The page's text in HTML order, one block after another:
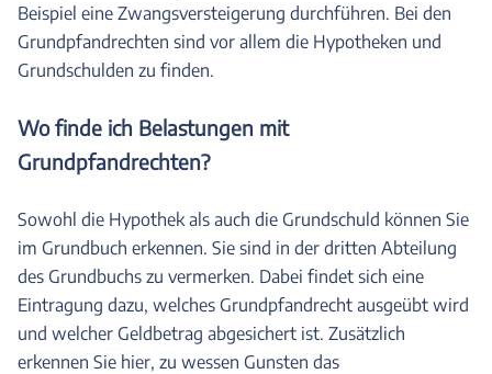
Beispiel eine Zwangsversteigerung durchführen. Bei den
Grundpfandrechten sind vor allem die Hypotheken und
Grundschulden zu finden.
Wo finde ich Belastungen mit
Grundpfandrechten?
Sowohl die Hypothek als auch die Grundschuld können Sie
im Grundbuch erkennen. Sie sind in der dritten Abteilung
des Grundbuchs zu vermerken. Dabei findet sich eine
Eintragung dazu, welches Grundpfandrecht ausgeübt wird
und welcher Geldbetrag abgesichert ist. Zusätzlich
erkennen Sie hier, zu wessen Gunsten das